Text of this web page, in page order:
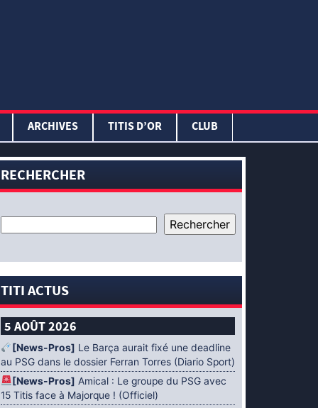
ARCHIVES TITIS D’OR CLUB
RECHERCHER
TITI ACTUS
5 AOÛT 2026
[News-Pros] Le Barça aurait fixé une deadline
au PSG dans le dossier Ferran Torres (Diario Sport)
[News-Pros] Amical : Le groupe du PSG avec
15 Titis face à Majorque ! (Officiel)